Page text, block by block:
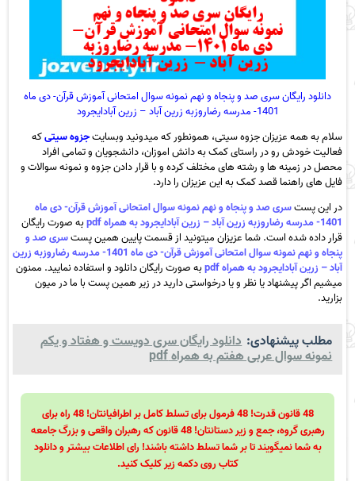
دانلود رایگان سری صد و پنجاه و نهم نمونه سوال امتحانی آموزش قرآن- دی ماه
1401- مدرسه رضاروزبه زرین آباد – زرین آبادایجرود
سلام به همه عزیزان جزوه سیتی، همونطور که میدونید وبسایتجزوه سیتیکه
فعالیت خودش رو در راستای کمک به دانش اموزان، دانشجویان و تمامی افراد
محصل در زمینه ها و رشته های مختلف کرده و با قرار دادن جزوه و نمونه سوالات و
فایل های راهنما قصد کمک به این عزیزان را دارد.
در این پستسری صد و پنجاه و نهم نمونه سوال امتحانی آموزش قرآن- دی ماه
1401- مدرسه رضاروزبه زرین آباد – زرین آبادایجرود به همراه pdf
به صورت رایگان
قرار داده شده است. شما عزیزان میتونید از قسمت پایین همین پستسری صد و
پنجاه و نهم نمونه سوال امتحانی آموزش قرآن- دی ماه 1401- مدرسه رضاروزبه زرین
آباد – زرین آبادایجرود به همراه pdf
به صورت رایگان دانلود و استفاده نمایید. ممنون
میشیم اگر پیشنهاد یا نظر و یا درخواستی دارید در زیر همین پست با ما در میون
بزارید.
مطلب پیشنهادی: دانلود رایگان سری دویست و هفتاد و یکم
نمونه سوال عربی هفتم به همراه pdf
48 قانون قدرت! 48 فرمول برای تسلط کامل بر اطرافیانتان! 48 راه برای
رهبری گروه، جمع و زیر دستانتان! 48 قانون که رهبران واقعی و بزرگ جامعه
به شما نمیگویند تا بر شما تسلط داشته باشند! رای اطلاعات بیشتر و دانلود
کتاب روی دکمه زیر کلیک کنید.